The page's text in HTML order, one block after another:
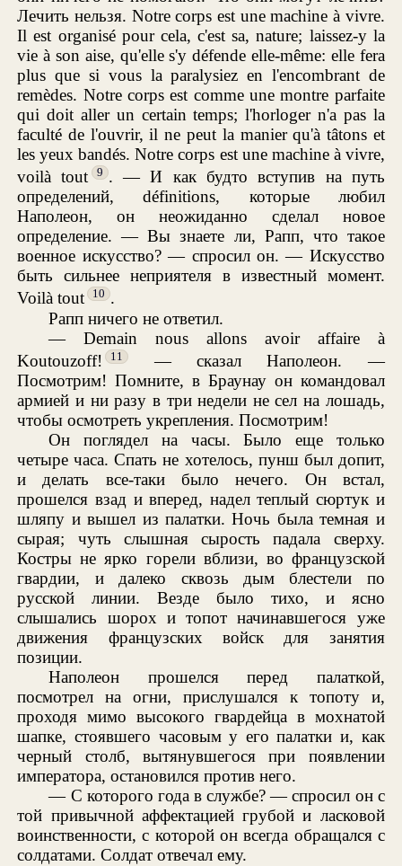
Лечить нельзя. Notre corps est une machine à vivre.
Il est organisé pour cela, c'est sa, nature; laissez-y la
vie à son aise, qu'elle s'y défende elle-même: elle fera
plus que si vous la paralysiez en l'encombrant de
remèdes. Notre corps est comme une montre parfaite
qui doit aller un certain temps; l'horloger n'a pas la
faculté de l'ouvrir, il ne peut la manier qu'à tâtons et
les yeux bandés. Notre corps est une machine à vivre,
voilà tout
9 . — И как будто вступив на путь
определений, définitions, которые любил
Наполеон, он неожиданно сделал новое
определение. — Вы знаете ли, Рапп, что такое
военное искусство? — спросил он. — Искусство
быть сильнее неприятеля в известный момент.
Voilà tout
10 .
Рапп ничего не ответил.
— Demain nous allons avoir affaire à
Koutouzoff!
11
— сказал Наполеон. —
Посмотрим! Помните, в Браунау он командовал
армией и ни разу в три недели не сел на лошадь,
чтобы осмотреть укрепления. Посмотрим!
Он поглядел на часы. Было еще только
четыре часа. Спать не хотелось, пунш был допит,
и делать все-таки было нечего. Он встал,
прошелся взад и вперед, надел теплый сюртук и
шляпу и вышел из палатки. Ночь была темная и
сырая; чуть слышная сырость падала сверху.
Костры не ярко горели вблизи, во французской
гвардии, и далеко сквозь дым блестели по
русской линии. Везде было тихо, и ясно
слышались шорох и топот начинавшегося уже
движения французских войск для занятия
позиции.
Наполеон прошелся перед палаткой,
посмотрел на огни, прислушался к топоту и,
проходя мимо высокого гвардейца в мохнатой
шапке, стоявшего часовым у его палатки и, как
черный столб, вытянувшегося при появлении
императора, остановился против него.
— С которого года в службе? — спросил он с
той привычной аффектацией грубой и ласковой
воинственности, с которой он всегда обращался с
солдатами. Солдат отвечал ему.